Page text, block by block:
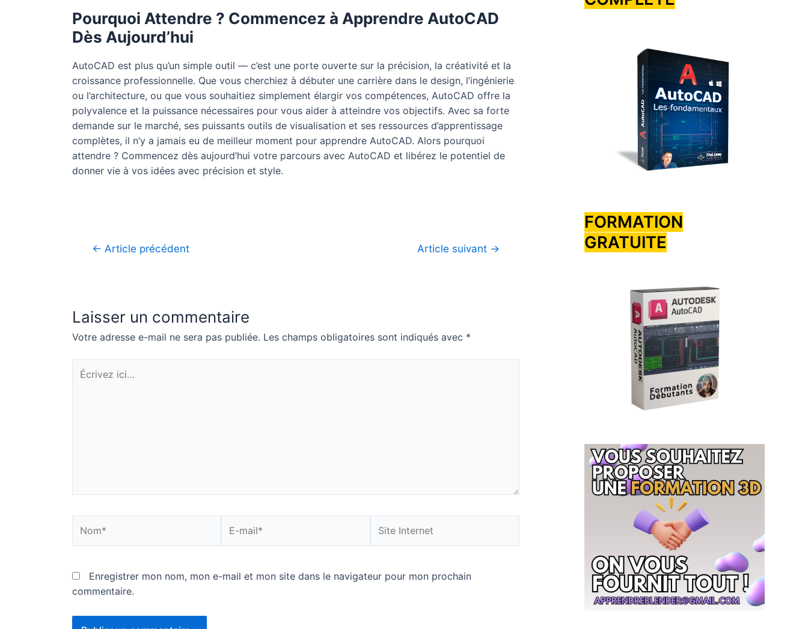
Pourquoi Attendre ? Commencez à Apprendre AutoCAD
Dès Aujourd’hui
AutoCAD est plus qu’un simple outil — c’est une porte ouverte sur la précision, la créativité et la
croissance professionnelle. Que vous cherchiez à débuter une carrière dans le design, l’ingénierie
ou l’architecture, ou que vous souhaitiez simplement élargir vos compétences, AutoCAD offre la
polyvalence et la puissance nécessaires pour vous aider à atteindre vos objectifs. Avec sa forte
demande sur le marché, ses puissants outils de visualisation et ses ressources d’apprentissage
complètes, il n’y a jamais eu de meilleur moment pour apprendre AutoCAD. Alors pourquoi
attendre ? Commencez dès aujourd’hui votre parcours avec AutoCAD et libérez le potentiel de
donner vie à vos idées avec précision et style.
Navigation
← Article précédent Article suivant →
Laisser un commentaire
Votre adresse e-mail ne sera pas publiée. Les champs obligatoires sont indiqués avec *
Écrivez
ici…
mail*
Internet
Enregistrer mon nom, mon e-mail et mon site dans le navigateur pour mon prochain
commentaire.
FORMATION
GRATUITE